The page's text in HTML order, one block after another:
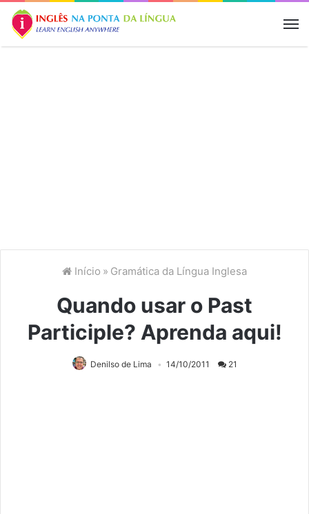
Início » Gramática da Língua Inglesa
Quando usar o Past
Participle? Aprenda aqui!
Denilso de Lima 14/10/2011 21